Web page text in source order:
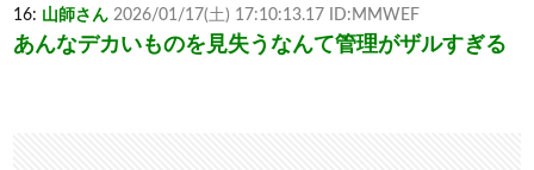
16: 山師さん 2026/01/17(土) 17:10:13.17 ID:MMWEF
あんなデカいものを見失うなんて管理がザルすぎる